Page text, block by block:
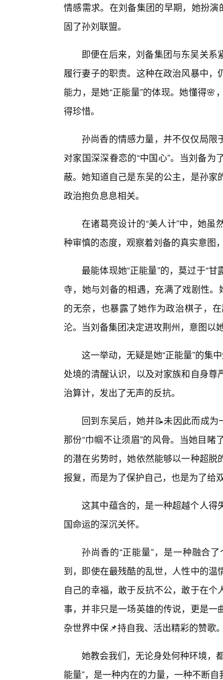
情感需求。在刘备集团的早期，她扮
固了孙刘联盟。
即便在后来，刘备集团与东吴关
履行妻子的职责。这种在政治风暴中
能力，是她“正能量”的体现。她懂得
得珍惜。
孙尚香的情感力量，并不仅仅局限
对家国深深眷恋的“中国心”。当刘备
蔽。她知道自己是东吴的公主，是孙
政治抱负息息相关。
在诸葛亮设计的“美人计”中，她
种审慎的态度，观察着刘备的真实意图
最能体现她“正能量”的，莫过于“
寺，她与刘备的相遇，充满了戏剧性
的无奈，也暴露了她作为政治棋子，
沦。当刘备集团决定进攻荆州，意图以
这一举动，无疑是她“正能量”的集
处境的清醒认识，以及对家族和自身
治算计，发出了无声的反抗。
回到东吴后，她并📝未因此而成为
那份“巾帼不让须眉”的风骨。当她目
的潜在劣势时，她依然能够以一种超
报复，而是为了保护自己，也是为了给
这其中蕴含的，是一种超越个人得
国命运的深沉关怀。
孙尚香的“正能量”，是一种融合
到，即使在最残酷的乱世，人性中的
自己的幸福，敢于反抗不公，敢于在
事，并非只是一场英雄的传说，更是
杂世界中保📌持自我、活出精彩的赞歌
她教会我们，无论身处何种环境，
能量”，是一种内在的力量，一种不断